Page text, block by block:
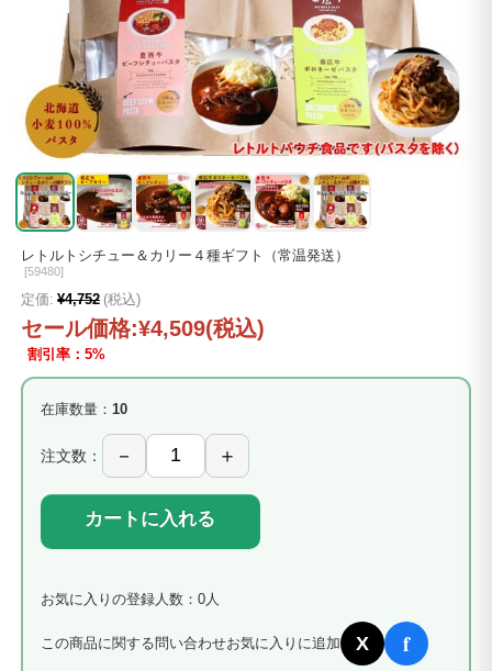
レトルトシチュー＆カリー４種ギフト（常温発送）
[59480]
定価: ¥4,752 (税込)
セール価格:¥4,509(税込)
割引率：5%
在庫数量： 10
注文数：
カートに入れる
お気に入りの登録人数：0人
この商品に関する問い合わせお気に入りに追加 X f